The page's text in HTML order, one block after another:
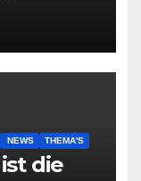
NEWS THEMA'S
die